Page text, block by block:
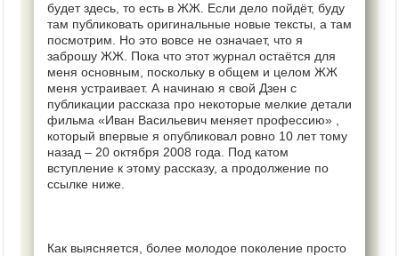
будет здесь, то есть в ЖЖ. Если дело пойдёт, буду
там публиковать оригинальные новые тексты, а там
посмотрим. Но это вовсе не означает, что я
заброшу ЖЖ. Пока что этот журнал остаётся для
меня основным, поскольку в общем и целом ЖЖ
меня устраивает. А начинаю я свой Дзен с
публикации рассказа про некоторые мелкие детали
фильма «Иван Васильевич меняет профессию» ,
который впервые я опубликовал ровно 10 лет тому
назад – 20 октября 2008 года. Под катом
вступление к этому рассказу, а продолжение по
ссылке ниже.
Как выясняется, более молодое поколение просто